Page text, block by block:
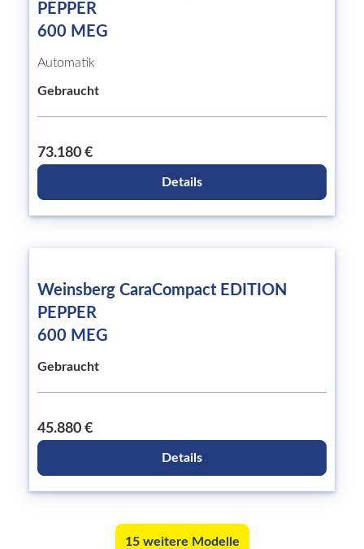
PEPPER
600 MEG
Automatik
Gebraucht
73.180 €
Details
Weinsberg CaraCompact EDITION
PEPPER
600 MEG
Gebraucht
45.880 €
Details
15 weitere Modelle